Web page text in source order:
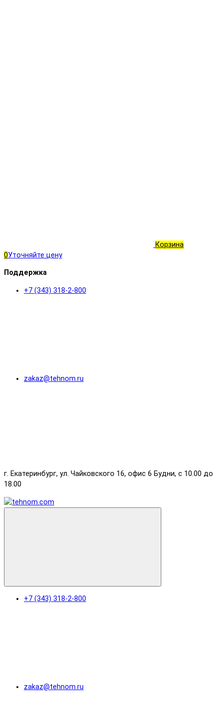
Корзина
0Уточняйте цену
Поддержка
+7 (343) 318-2-800
zakaz@tehnom.ru
г. Екатеринбург, ул. Чайковского 16, офис 6 Будни, с 10.00 до
18.00
+7 (343) 318-2-800
zakaz@tehnom.ru